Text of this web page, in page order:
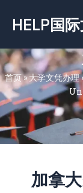
容
HELP国
首页»大学文凭办理
加拿